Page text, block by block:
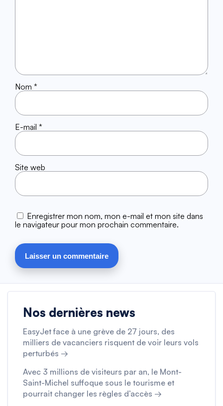
Nom *
E-mail *
Site web
Enregistrer mon nom, mon e-mail et mon site dans
le navigateur pour mon prochain commentaire.
Nos dernières news
EasyJet face à une grève de 27 jours, des
milliers de vacanciers risquent de voir leurs vols
perturbés →
Avec 3 millions de visiteurs par an, le Mont-
Saint-Michel suffoque sous le tourisme et
pourrait changer les règles d’accès →